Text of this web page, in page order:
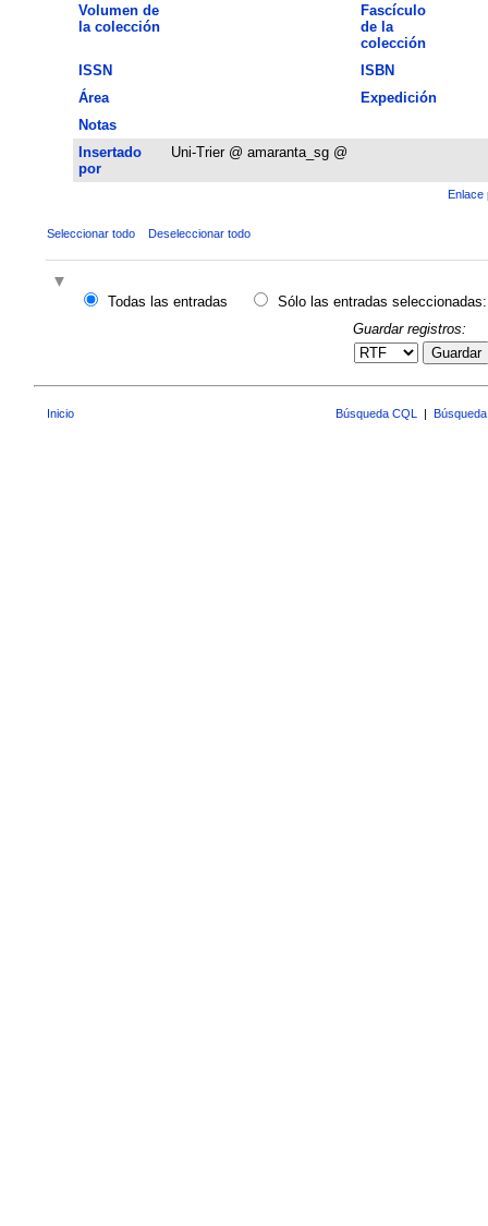
Volumen de
la colección
Fascículo
de la
colección
ISSN
ISBN
Área
Expedición
Notas
Insertado
por
Uni-Trier @ amaranta_sg @
Enlace
Seleccionar todo Deseleccionar todo
Todas las entradas
Sólo las entradas seleccionadas:
Guardar registros:
Guardar
Inicio Búsqueda CQL